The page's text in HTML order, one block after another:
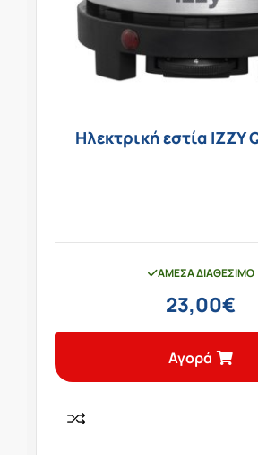
Ηλεκτρική εστία IZZY
ΆΜΕΣΑ ΔΙΑΘΈΣΙΜΟ
23,00€
Αγορά